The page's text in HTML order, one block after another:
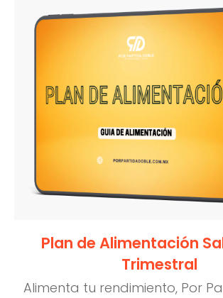
Plan de Alimentación
Trimestral
Alimenta tu rendimiento, Por